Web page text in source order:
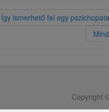
ismerhető fel egy
Copyright